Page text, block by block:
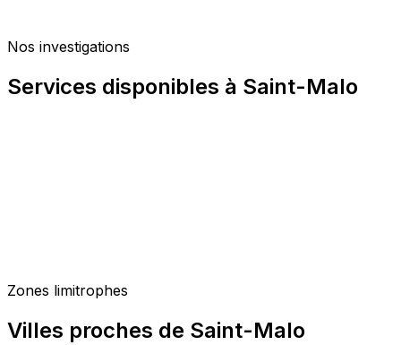
Nos investigations
Services disponibles à Saint-Malo
Zones limitrophes
Villes proches de Saint-Malo